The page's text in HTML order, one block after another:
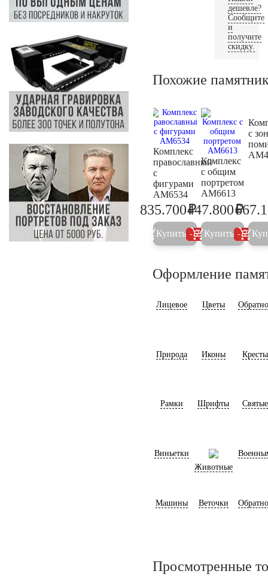
дешевле?
Сообщите
и
получите
скидку.
Похожие
Комплекс
православный
с
фигурами
AM6534
879.700
835.700₽
Купить 5%
Комплекс
с общим
портретом
AM6613
447.800₽
Купить 5%
с
Оформление
Лицевое Цветы
Природа Иконы Кресты
Рамки Шрифты Святые
Виньетки
Животные
Машины Веточки
Просмотренные